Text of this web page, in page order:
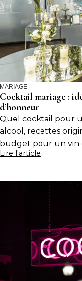
MARIAGE
Cocktail mariage :
d’honneur
Quel cocktail pour
alcool, recettes
budget pour un vin
Lire l'article